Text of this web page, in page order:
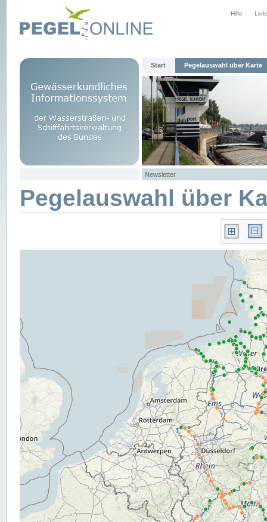
Hilfe
Start Pegelauswahl über Karte
Newsletter
Pegelauswahl über